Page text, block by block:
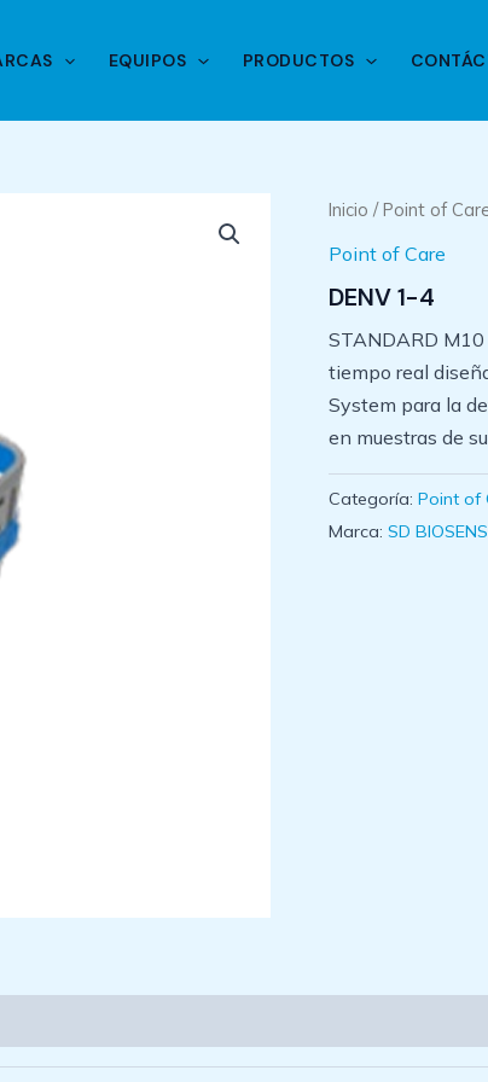
EQUIPOS PRODUCTOS
Inicio /Point of
Point of Care
DENV 1-4
STANDARD
tiempo real
System para la
en muestras de
Categoría: Point of
Marca: SD